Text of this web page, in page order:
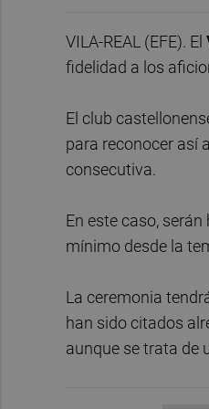
VILA-REAL (EFE). El
fidelidad a los
El club
para reconocer así
consecutiva.
En este caso,
mínimo desde la
La ceremonia
han sido citados
aunque se trata de